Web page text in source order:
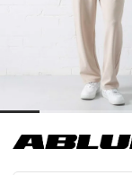
499,00 TL
869,90 TL